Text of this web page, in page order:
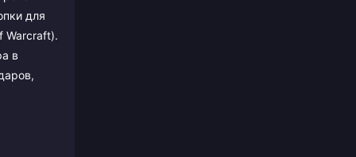
для
Warcraft).
в